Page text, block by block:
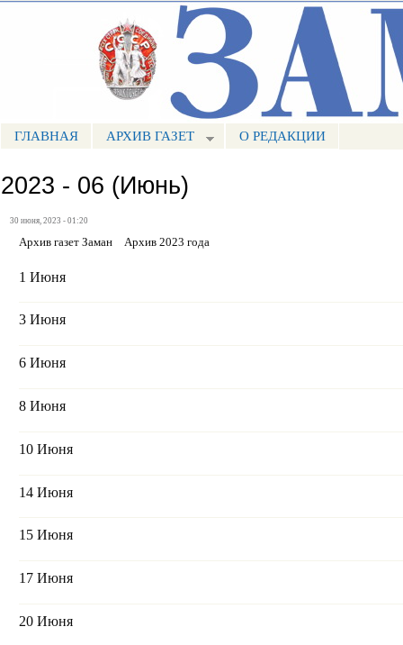
Портал СМИ КБР
МЕНЮ ЗАМАН
ГЛАВНАЯ АРХИВ ГАЗЕТ О РЕДАКЦИИ
2023 - 06 (Июнь)
30 июня, 2023 - 01:20
Архив газет Заман Архив 2023 года
1 Июня
3 Июня
6 Июня
8 Июня
10 Июня
14 Июня
15 Июня
17 Июня
20 Июня